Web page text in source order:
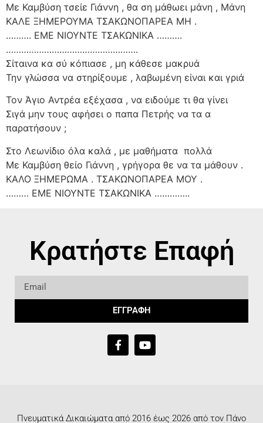
Με Καμβύση τσείε Γιάννη , θα ση μάθωει μάνη , Μάνη
ΚΑΛΕ ΞΗΜΕΡΟΥΜΑ ΤΣΑΚΩΝΟΠΑΡΕΑ ΜΗ .
………. ΕΜΕ ΝΙΟΥΝΤΕ ΤΣΑΚΩΝΙΚΑ ……….
…………………………………………….
Σίταινα κα σύ κόπιασε , μη κάθεσε μακρυά
Την γλώσσα να στηρίξουμε , λαβωμένη είναι και γριά
Τον Άγιο Αντρέα εξέχασα , να ειδούμε τι θα γίνει
Σιγά μην τους αφήσει ο παπα Πετρής να τα α
παρατήσουν ;
Στο Λεωνίδιο όλα καλά , με μαθήματα πολλά
Με Καμβύση θείο Γιάννη , γρήγορα θε να τα μάθουν .
ΚΑΛΟ ΞΗΜΕΡΩΜΑ . ΤΣΑΚΩΝΟΠΑΡΕΑ ΜΟΥ .
……… ΕΜΕ ΝΙΟΥΝΤΕ ΤΣΑΚΩΝΙΚΑ …………..
Κρατήστε Επαφή
ΕΓΓΡΑΦΗ
Πνευματικά Δικαιώματα από 2016 έως 2026 από τον Πάνο